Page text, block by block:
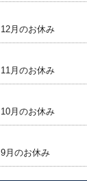
12月のお休み
11月のお休み
10月のお休み
9月のお休み